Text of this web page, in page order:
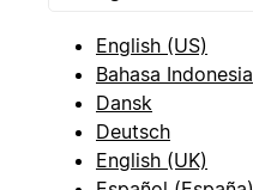
English (US)
Bahasa Indonesia
Dansk
Deutsch
English (UK)